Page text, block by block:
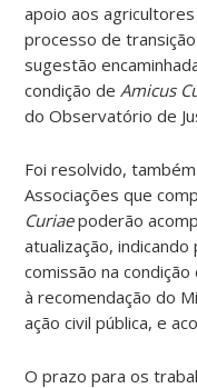
apoio aos
processo de
sugestão
condição de Amicus
do Observatório de
Foi resolvido,
Associações que
Curiaepoderão
atualização,
comissão na
à recomendação do
ação civil pública, e
O prazo para os